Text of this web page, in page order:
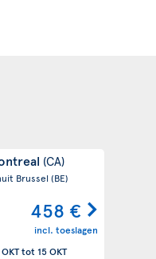
(CA)
Brussel(BE)
458 €
incl. toeslagen
tot 15 OKT